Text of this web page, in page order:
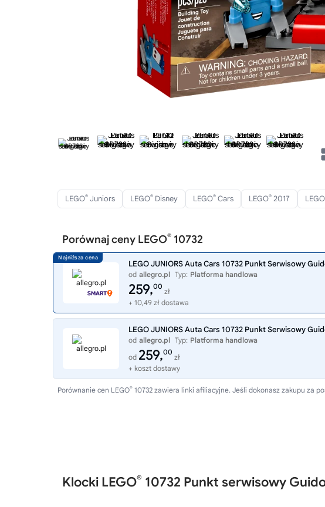
LEGO® Juniors LEGO® Disney LEGO® Cars LEGO® 2017 LEGO
Porównaj ceny LEGO® 10732
LEGO JUNIORS Auta Cars 10732 Punkt Serwisowy
od allegro.pl Typ: Platforma handlowa
259,00
zł
+ 10,49 zł dostawa
LEGO JUNIORS Auta Cars 10732 Punkt Serwisowy
od allegro.pl Typ: Platforma handlowa
od 259,00
zł
+ koszt dostawy
Porównanie cen LEGO® 10732 zawiera linki afiliacyjne. Jeśli dokonasz zakupu za
Klocki LEGO® 10732 Punkt serwisowy